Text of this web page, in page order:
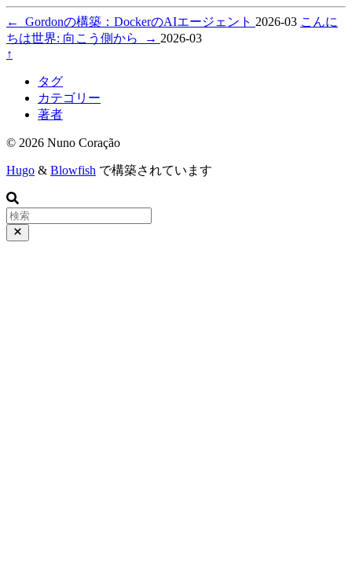
← Gordonの構築：DockerのAIエージェント 2026-03 こんに
ちは世界: 向こう側から
→ 2026-03
↑
タグ
カテゴリー
著者
© 2026 Nuno Coração
Hugo & Blowfish で構築されています